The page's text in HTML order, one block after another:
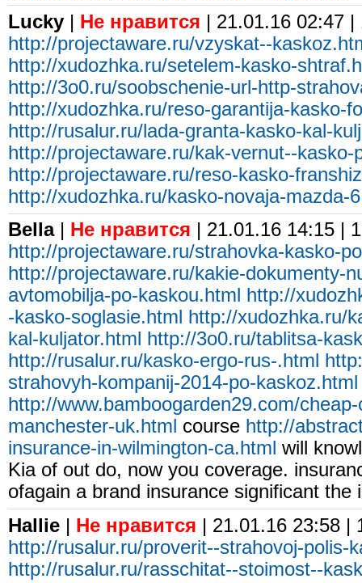
Lucky | Не нравится | 21.01.16 02:47
http://projectaware.ru/vzyskat--
http://xudozhka.ru/setelem-kasko-
http://3o0.ru/soobschenie-url-http-
http://xudozhka.ru/reso-garantija-kasko-
http://rusalur.ru/lada-granta-kasko-kal-
http://projectaware.ru/kak-vernut--kasko-
http://projectaware.ru/reso-kasko-
http://xudozhka.ru/kasko-novaja-mazda-
Bella| Не нравится | 21.01.16 14:15 |
http://projectaware.ru/strahovka-kasko-
http://projectaware.ru/kakie-dokumenty-
avtomobilja-po-kaskou.html
http://
-kasko-soglasie.html
http://xudozhka.ru/
kal-kuljator.html
http://3o0.ru/tablitsa-
http://rusalur.ru/kasko-ergo-rus-.html
strahovyh-kompanij-2014-po-kaskoz.html
http://www.bamboogarden29.com/
manchester-uk.html course http://
insurance-in-wilmington-ca.html will
Kia of out do, now you coverage.
ofagain a brand insurance significant
Hallie | Не нравится | 21.01.16 23:58 |
http://rusalur.ru/proverit--strahovoj-polis-
http://rusalur.ru/rasschitat--stoimost--